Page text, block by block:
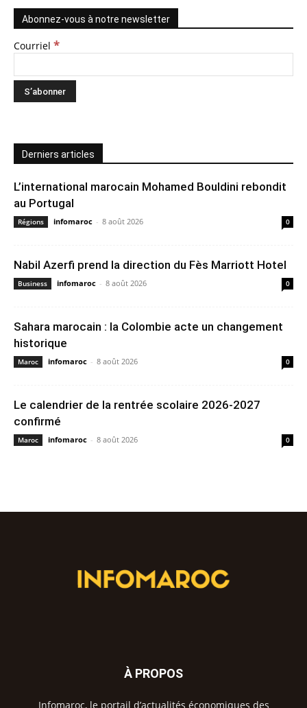
Abonnez-vous à notre newsletter
Courriel *
Derniers articles
L’international marocain Mohamed Bouldini rebondit
au Portugal
Régions infomaroc - 8 août 2026 0
Nabil Azerfi prend la direction du Fès Marriott Hotel
Business infomaroc - 8 août 2026 0
Sahara marocain : la Colombie acte un changement
historique
Maroc infomaroc - 8 août 2026 0
Le calendrier de la rentrée scolaire 2026-2027
confirmé
Maroc infomaroc - 8 août 2026 0
À PROPOS
Infomaroc, le portail d’actualités économiques des